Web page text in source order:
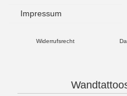
Impressum
Widerrufsrecht